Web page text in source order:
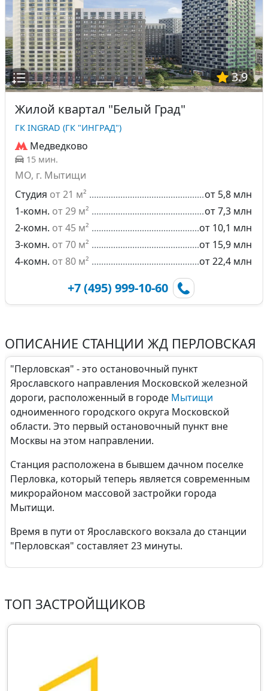
3.9
Жилой квартал "Белый Град"
ГК INGRAD (ГК "ИНГРАД")
Медведково
15 мин.
МО, г. Мытищи
Студия от 21 м²
от 5,8 млн
1-комн. от 29 м²
от 7,3 млн
2-комн. от 45 м²
от 10,1 млн
3-комн. от 70 м²
от 15,9 млн
4-комн. от 80 м² от 22,4 млн
+7 (495) 999-10-60
ОПИСАНИЕ СТАНЦИИ ЖД ПЕРЛОВСКАЯ
"Перловская" - это остановочный пункт
Ярославского направления Московской железной
дороги, расположенный в городе Мытищи
одноименного городского округа Московской
области. Это первый остановочный пункт вне
Москвы на этом направлении.
Станция расположена в бывшем дачном поселке
Перловка, который теперь является современным
микрорайоном массовой застройки города
Мытищи.
Время в пути от Ярославского вокзала до станции
"Перловская" составляет 23 минуты.
ТОП ЗАСТРОЙЩИКОВ